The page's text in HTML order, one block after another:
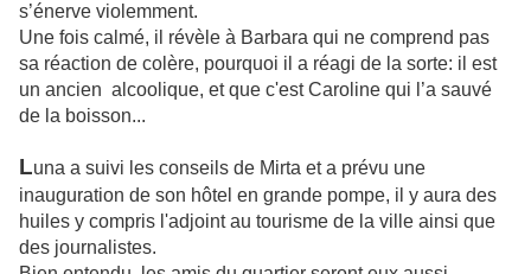
s’énerve violemment.
Une fois calmé, il révèle à Barbara qui ne comprend pas
sa réaction de colère, pourquoi il a réagi de la sorte: il est
un ancien alcoolique, et que c'est Caroline qui l’a sauvé
de la boisson...
Luna a suivi les conseils de Mirta et a prévu une
inauguration de son hôtel en grande pompe, il y aura des
huiles y compris l'adjoint au tourisme de la ville ainsi que
des journalistes.